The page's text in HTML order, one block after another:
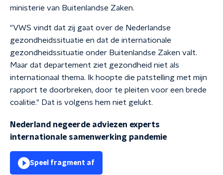
ministerie van Buitenlandse Zaken.
"VWS vindt dat zij gaat over de Nederlandse
gezondheidssituatie en dat de internationale
gezondheidssituatie onder Buitenlandse Zaken valt.
Maar dat departement ziet gezondheid niet als
internationaal thema. Ik hoopte die patstelling met mijn
rapport te doorbreken, door te pleiten voor een brede
coalitie." Dat is volgens hem niet gelukt.
Nederland negeerde adviezen experts
internationale samenwerking pandemie
Speel fragment af